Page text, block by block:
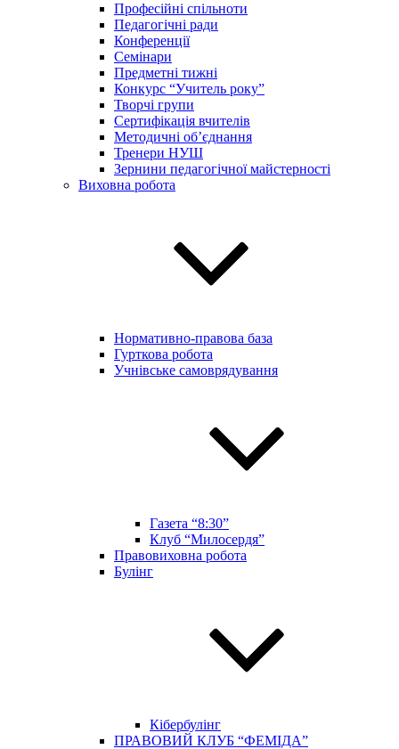
Професійні спільноти
Педагогічні ради
Конференції
Семінари
Предметні тижні
Конкурс “Учитель року”
Творчі групи
Сертифікація вчителів
Методичні об’єднання
Тренери НУШ
Зернини педагогічної майстерності
Виховна робота
Нормативно-правова база
Гурткова робота
Учнівське самоврядування
Газета “8:30”
Клуб “Милосердя”
Правовиховна робота
Булінг
Кібербулінг
ПРАВОВИЙ КЛУБ “ФЕМІДА”